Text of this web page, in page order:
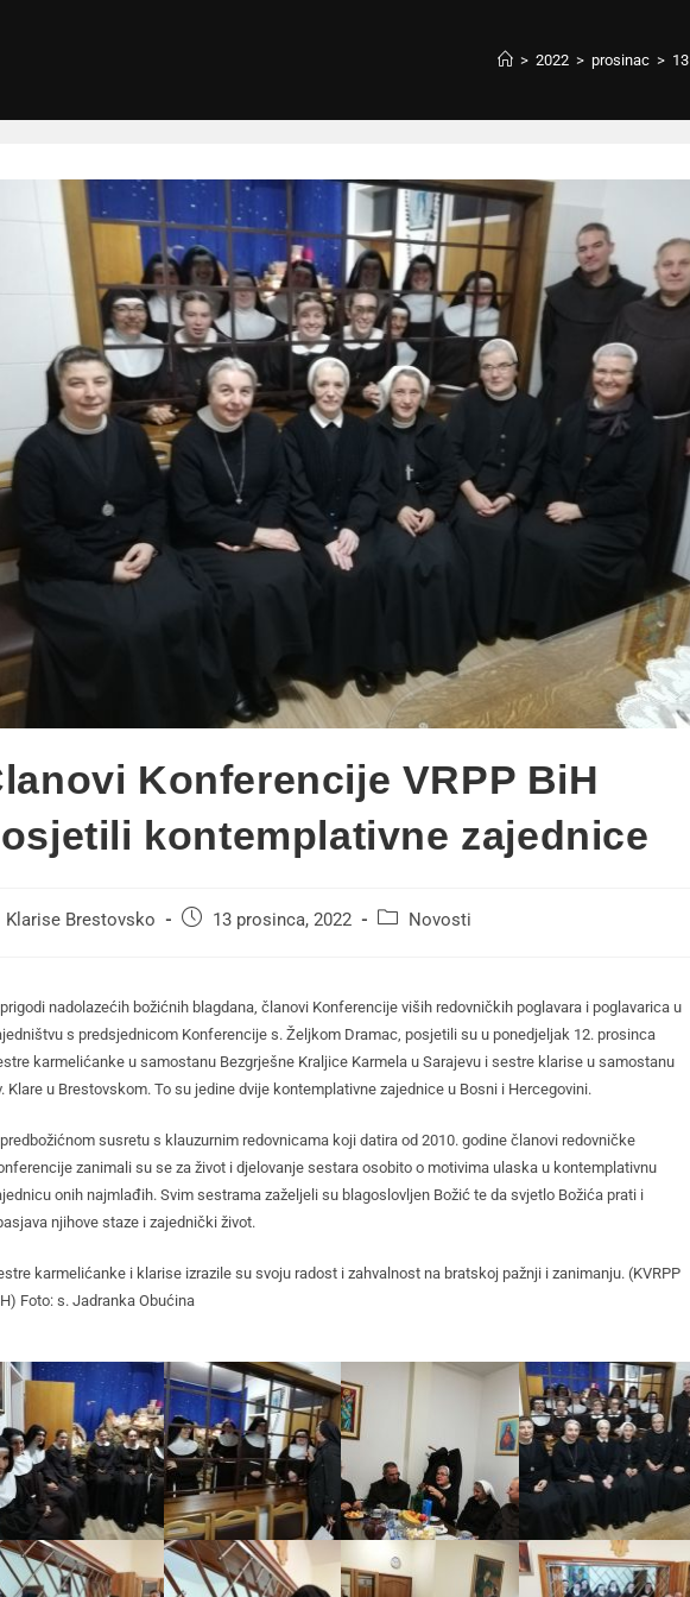
> 2022 > prosinac > 13
Konferencije VRPP BiH
kontemplativne zajednice
Klarise Brestovsko 13 prosinca, 2022 Novosti
prigodi nadolazećih božićnih blagdana, članovi Konferencije viših redovničkih poglavara i poglavarica u
s predsjednicom Konferencije s. Željkom Dramac, posjetili su u ponedjeljak 12. prosinca
karmelićanke u samostanu Bezgrješne Kraljice Karmela u Sarajevu i sestre klarise u samostanu
Klare u Brestovskom. To su jedine dvije kontemplativne zajednice u Bosni i Hercegovini.
predbožićnom susretu s klauzurnim redovnicama koji datira od 2010. godine članovi redovničke
zanimali su se za život i djelovanje sestara osobito o motivima ulaska u kontemplativnu
onih najmlađih. Svim sestrama zaželjeli su blagoslovljen Božić te da svjetlo Božića prati i
njihove staze i zajednički život.
karmelićanke i klarise izrazile su svoju radost i zahvalnost na bratskoj pažnji i zanimanju. (KVRPP
Foto: s. Jadranka Obućina